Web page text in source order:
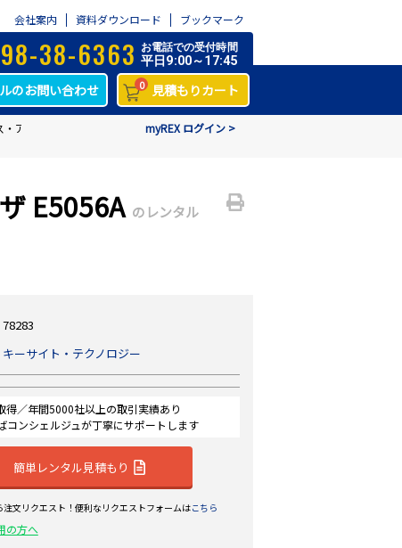
会社案内 資料ダウンロード ブックマーク
38-6363 お電話での受付時間
平日9:00～17:45
のお問い合わせ 0 見積もりカート
myREX ログイン >
アナライザ E5056A
E5056A のレンタル
78283
キーサイト・テクノロジー
得／年間5000社以上の取引実績あり
コンシェルジュが丁寧にサポートします
簡単レンタル見積もり
文リクエスト！便利なリクエストフォームはこちら
の方へ